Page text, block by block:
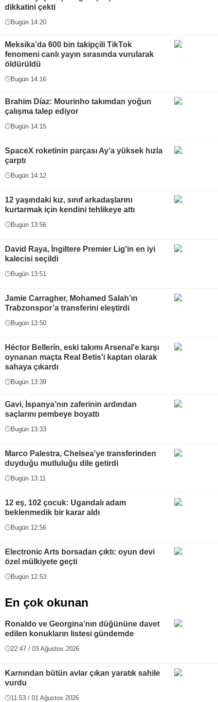
dikkatini çekti
Bugün 14:20
Meksika’da 600 bin takipçili TikTok
fenomeni canlı yayın sırasında vurularak
öldürüldü
Bugün 14:16
Brahim Díaz: Mourinho takımdan yoğun
çalışma talep ediyor
Bugün 14:15
SpaceX roketinin parçası Ay’a yüksek hızla
çarptı
Bugün 14:12
12 yaşındaki kız, sınıf arkadaşlarını
kurtarmak için kendini tehlikeye attı
Bugün 13:56
David Raya, İngiltere Premier Lig'in en iyi
kalecisi seçildi
Bugün 13:51
Jamie Carragher, Mohamed Salah’ın
Trabzonspor’a transferini eleştirdi
Bugün 13:50
Héctor Bellerín, eski takımı Arsenal'e karşı
oynanan maçta Real Betis'i kaptan olarak
sahaya çıkardı
Bugün 13:39
Gavi, İspanya’nın zaferinin ardından
saçlarını pembeye boyattı
Bugün 13:33
Marco Palestra, Chelsea'ye transferinden
duyduğu mutluluğu dile getirdi
Bugün 13:11
12 eş, 102 çocuk: Ugandalı adam
beklenmedik bir karar aldı
Bugün 12:56
Electronic Arts borsadan çıktı: oyun devi
özel mülkiyete geçti
Bugün 12:53
En çok okunan
Ronaldo ve Georgina’nın düğününe davet
edilen konukların listesi gündemde
22:47 / 03 Ağustos 2026
Karnından bütün avlar çıkan yaratık sahile
vurdu
11:53 / 01 Ağustos 2026